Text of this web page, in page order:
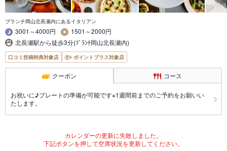
ブランチ岡山北長瀬内にあるイタリアン
3001～4000円
1501～2000円
北長瀬駅から徒歩3分(ﾌﾞﾗﾝﾁ岡山北長瀬内)
口コミ投稿特典対象店 ポイントプラス対象店
クーポン コース
お祝いに♪プレートの準備が可能です※1週間前までのご予約をお願いい
たします。
カレンダーの更新に失敗しました。
下記ボタンを押して空席状況を更新してください。